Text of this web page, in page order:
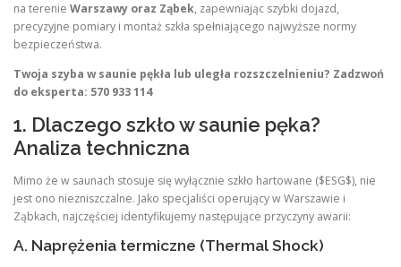
na terenie Warszawy oraz Ząbek, zapewniając szybki dojazd,
precyzyjne pomiary i montaż szkła spełniającego najwyższe normy
bezpieczeństwa.
Twoja szyba w saunie pękła lub uległa rozszczelnieniu? Zadzwoń
do eksperta: 570 933 114
1. Dlaczego szkło w saunie pęka?
Analiza techniczna
Mimo że w saunach stosuje się wyłącznie szkło hartowane ($ESG$), nie
jest ono niezniszczalne. Jako specjaliści operujący w Warszawie i
Ząbkach, najczęściej identyfikujemy następujące przyczyny awarii:
A. Naprężenia termiczne (Thermal Shock)